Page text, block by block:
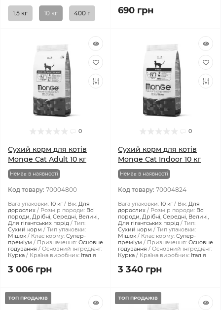
1.5 кг 10 кг 400 г 690 грн
0
Сухий корм для котів
Monge Cat Adult 10 кг
Немає в наявності
Код товару: 70004800
Вага упаковки: 10 кг Вік: Для
дорослих
Розмір породи: Всі
породи, Дрібні, Середні, Великі,
Для гігантських порід
Тип:
Сухий корм
Тип упаковки:
Мішок
Клас корму: Супер-
преміум
Призначення: Основне
годування
Основний інгредієнт:
Курка
Країна виробник: Італія
3 006 грн
0
Сухий корм для котів
Monge Cat Indoor 10 кг
Немає в наявності
Код товару: 70004824
Вага упаковки: 10 кг Вік: Для
дорослих
Розмір породи: Всі
породи, Дрібні, Середні, Великі,
Для гігантських порід
Тип:
Сухий корм
Тип упаковки:
Мішок
Клас корму: Супер-
преміум
Призначення: Основне
годування
Основний інгредієнт:
Курка
Країна виробник: Італія
3 340 грн
ТОП ПРОДАЖІВ ТОП ПРОДАЖІВ